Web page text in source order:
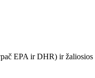
EPA ir DHR) ir